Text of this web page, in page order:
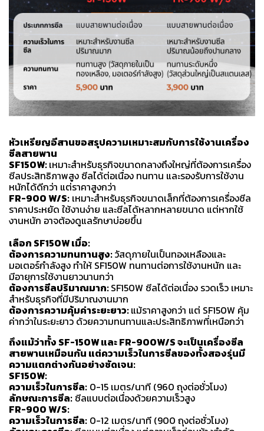
หัวเหรียญอีสานขอสรุปความเหมาะสมกับการใช้งานเครื่อง
ซีลสายพาน
SF150W:เหมาะสำหรับธุรกิจขนาดกลางถึงใหญ่ที่ต้องการเครื่อง
ซีลประสิทธิภาพสูง ซีลได้ต่อเนื่อง ทนทาน และรองรับการใช้งาน
หนักได้ดีกว่า แต่ราคาสูงกว่า
FR-900 W/S: เหมาะสำหรับธุรกิจขนาดเล็กที่ต้องการเครื่องซีล
ราคาประหยัด ใช้งานง่าย และซีลได้หลากหลายขนาด แต่หากใช้
งานหนัก อาจต้องดูแลรักษาบ่อยขึ้น
เลือก SF150W เมื่อ:
ต้องการความทนทานสูง:วัสดุภายในเป็นทองเหลืองและ
มอเตอร์กำลังสูง ทำให้ SF150W ทนทานต่อการใช้งานหนัก และ
มีอายุการใช้งานยาวนานกว่า
ต้องการซีลปริมาณมาก:SF150W ซีลได้ต่อเนื่อง รวดเร็ว เหมาะ
สำหรับธุรกิจที่มีปริมาณงานมาก
ต้องการความคุ้มค่าระยะยาว:แม้ราคาสูงกว่า แต่ SF150W คุ้ม
ค่ากว่าในระยะยาว ด้วยความทนทานและประสิทธิภาพที่เหนือกว่า
ถึงแม้ว่าทั้ง SF-150W และ FR-900W/S จะเป็นเครื่องซีล
สายพานเหมือนกัน แต่ความเร็วในการซีลของทั้งสองรุ่นมี
ความแตกต่างกันอย่างชัดเจน:
SF150W:
ความเร็วในการซีล: 0-15 เมตร/นาที (960 ถุงต่อชั่วโมง)
ลักษณะการซีล: ซีลแบบต่อเนื่องด้วยความเร็วสูง
FR-900 W/S:
ความเร็วในการซีล: 0-12 เมตร/นาที (900 ถุงต่อชั่วโมง)